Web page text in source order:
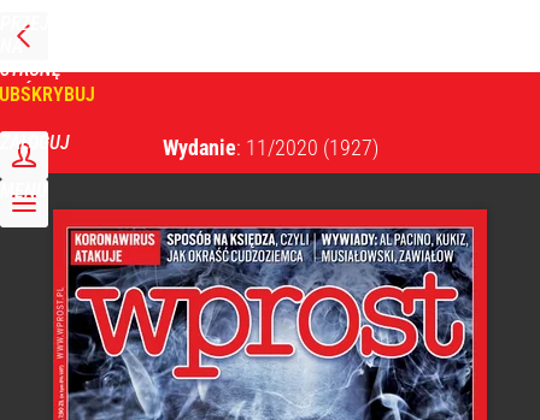
PRZEJDŹ
NA
STRONĘ
GŁÓWNĄ
ZALOGUJ
MENU
Wydanie: 11/2020 (1927)